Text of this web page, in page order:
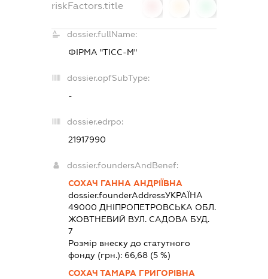
riskFactors.title
dossier.fullName:
ФІРМА "ТІСС-М"
dossier.opfSubType:
-
dossier.edrpo:
21917990
dossier.foundersAndBenef:
СОХАЧ ГАННА АНДРІЇВНА
dossier.founderAddressУКРАЇНА
49000 ДНIПРОПЕТРОВСЬКА ОБЛ.
ЖОВТНЕВИЙ ВУЛ. САДОВА БУД.
7
Розмір внеску до статутного
фонду (грн.): 66,68 (5 %)
СОХАЧ ТАМАРА ГРИГОРІВНА